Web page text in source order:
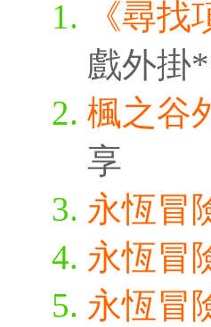
《尋找
戲外掛
楓之谷
享
永恆冒
永恆冒
永恆冒